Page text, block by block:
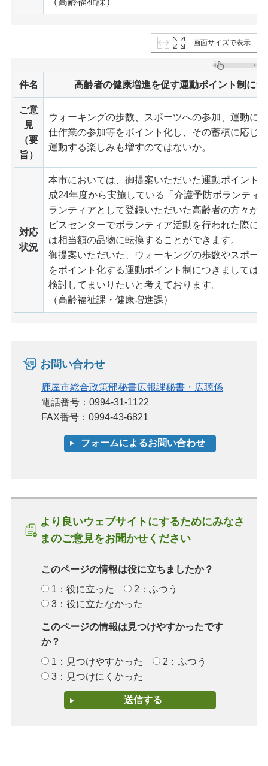
画面サイズで表示
件名 高齢者の健康増進を促す運動ポイント制につ
ご意
見
（要
旨）
ウォーキングの歩数、スポーツへの参加、運動に
仕作業の参加等をポイント化し、その蓄積に応じ
運動する楽しみも増すのではないか。
対応
状況
本市においては、御提案いただいた運動ポイント
成24年度から実施している「介護予防ボランティ
ランティアとして登録いただいた高齢者の方々が
ビスセンターでボランティア活動を行われた際に
は相当額の品物に転換することができます。
御提案いただいた、ウォーキングの歩数やスポー
をポイント化する運動ポイント制につきましては
検討してまいりたいと考えております。
（高齢福祉課・健康増進課）
お問い合わせ
鹿屋市総合政策部秘書広報課秘書・広聴係
電話番号：0994-31-1122
FAX番号：0994-43-6821
より良いウェブサイトにするためにみなさ
まのご意見をお聞かせください
このページの情報は役に立ちましたか？
1：役に立った
2：ふつう
3：役に立たなかった
このページの情報は見つけやすかったです
か？
1：見つけやすかった
2：ふつう
3：見つけにくかった